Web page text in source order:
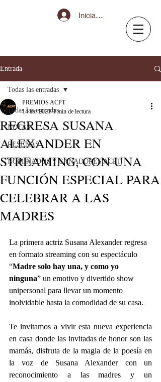
Iniciar sesión
Entrada
Todas las entradas
NOTAS
RESEÑAS
NOMINADOS Y GANADORES ACPT
Todas las entradas
REGRESA SUSANA
ALEXANDER EN
STREAMING, CON UNA
FUNCIÓN ESPECIAL PARA
CELEBRAR A LAS
MADRES
PREMIOS ACPT
14 abr 2021 1 min de lectura
La primera actriz Susana Alexander regresa
en formato streaming con su espectáculo
“Madre solo hay una, y como yo
ninguna” un emotivo y divertido show
unipersonal para llevar un momento
inolvidable hasta la comodidad de su casa.
Te invitamos a vivir esta nueva experiencia
en casa donde las invitadas de honor son las
mamás, disfruta de la magia de la poesía en
la voz de Susana Alexander con un
reconocimiento a las madres y un